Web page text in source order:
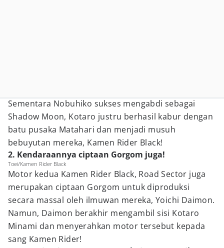
Sementara Nobuhiko sukses mengabdi sebagai
Shadow Moon, Kotaro justru berhasil kabur dengan
batu pusaka Matahari dan menjadi musuh
bebuyutan mereka, Kamen Rider Black!
2. Kendaraannya ciptaan Gorgom juga!
Toei/Kamen Rider Black
Motor kedua Kamen Rider Black, Road Sector juga
merupakan ciptaan Gorgom untuk diproduksi
secara massal oleh ilmuwan mereka, Yoichi Daimon.
Namun, Daimon berakhir mengambil sisi Kotaro
Minami dan menyerahkan motor tersebut kepada
sang Kamen Rider!